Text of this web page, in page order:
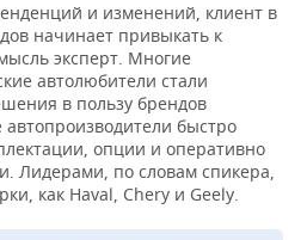
и изменений, клиент в
начинает привыкать к
эксперт. Многие
автолюбители стали
в пользу брендов
быстро
опции и оперативно
Лидерами, по словам спикера,
как Haval, Chery и Geely.